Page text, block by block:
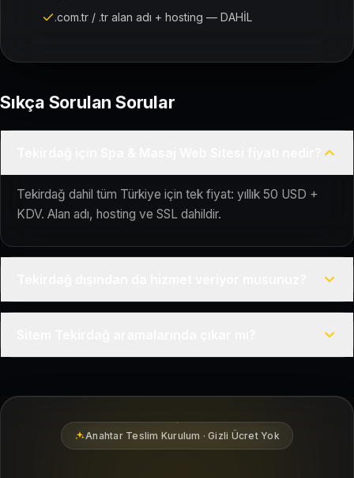
.com.tr / .tr alan adı + hosting — DAHİL
Sıkça Sorulan Sorular
Tekirdağ dahil tüm Türkiye için tek fiyat: yıllık 50 USD +
KDV. Alan adı, hosting ve SSL dahildir.
Tekirdağ bölgesindeki yerel müşterilerin sizi bulmasına
Anahtar Teslim Kurulum · Gizli Ücret Yok